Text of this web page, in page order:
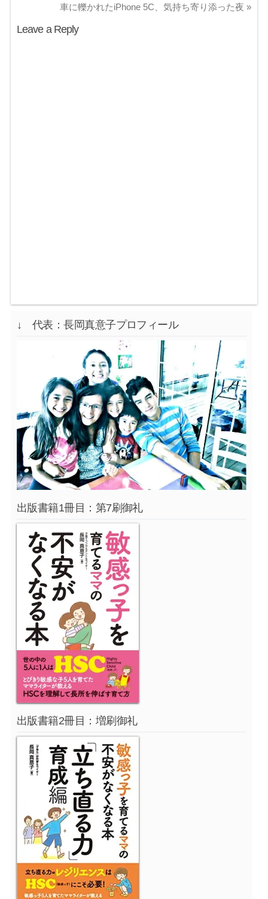
車に轢かれたiPhone 5C、気持ち寄り添った夜»
Leave a Reply
↓ 代表：長岡真意子プロフィール
出版書籍1冊目：第7刷御礼
出版書籍2冊目：増刷御礼